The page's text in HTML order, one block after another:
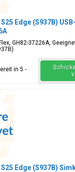
Edge (S937B)
GH82-37226A,
in 5 -
Edge (S937B)